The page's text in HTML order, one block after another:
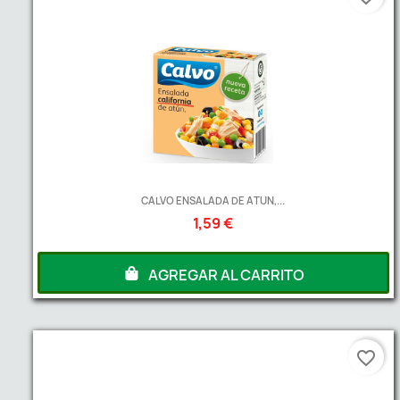
CALVO ENSALADA DE ATUN,...
1,59 €
AGREGAR AL CARRITO
favorite_border